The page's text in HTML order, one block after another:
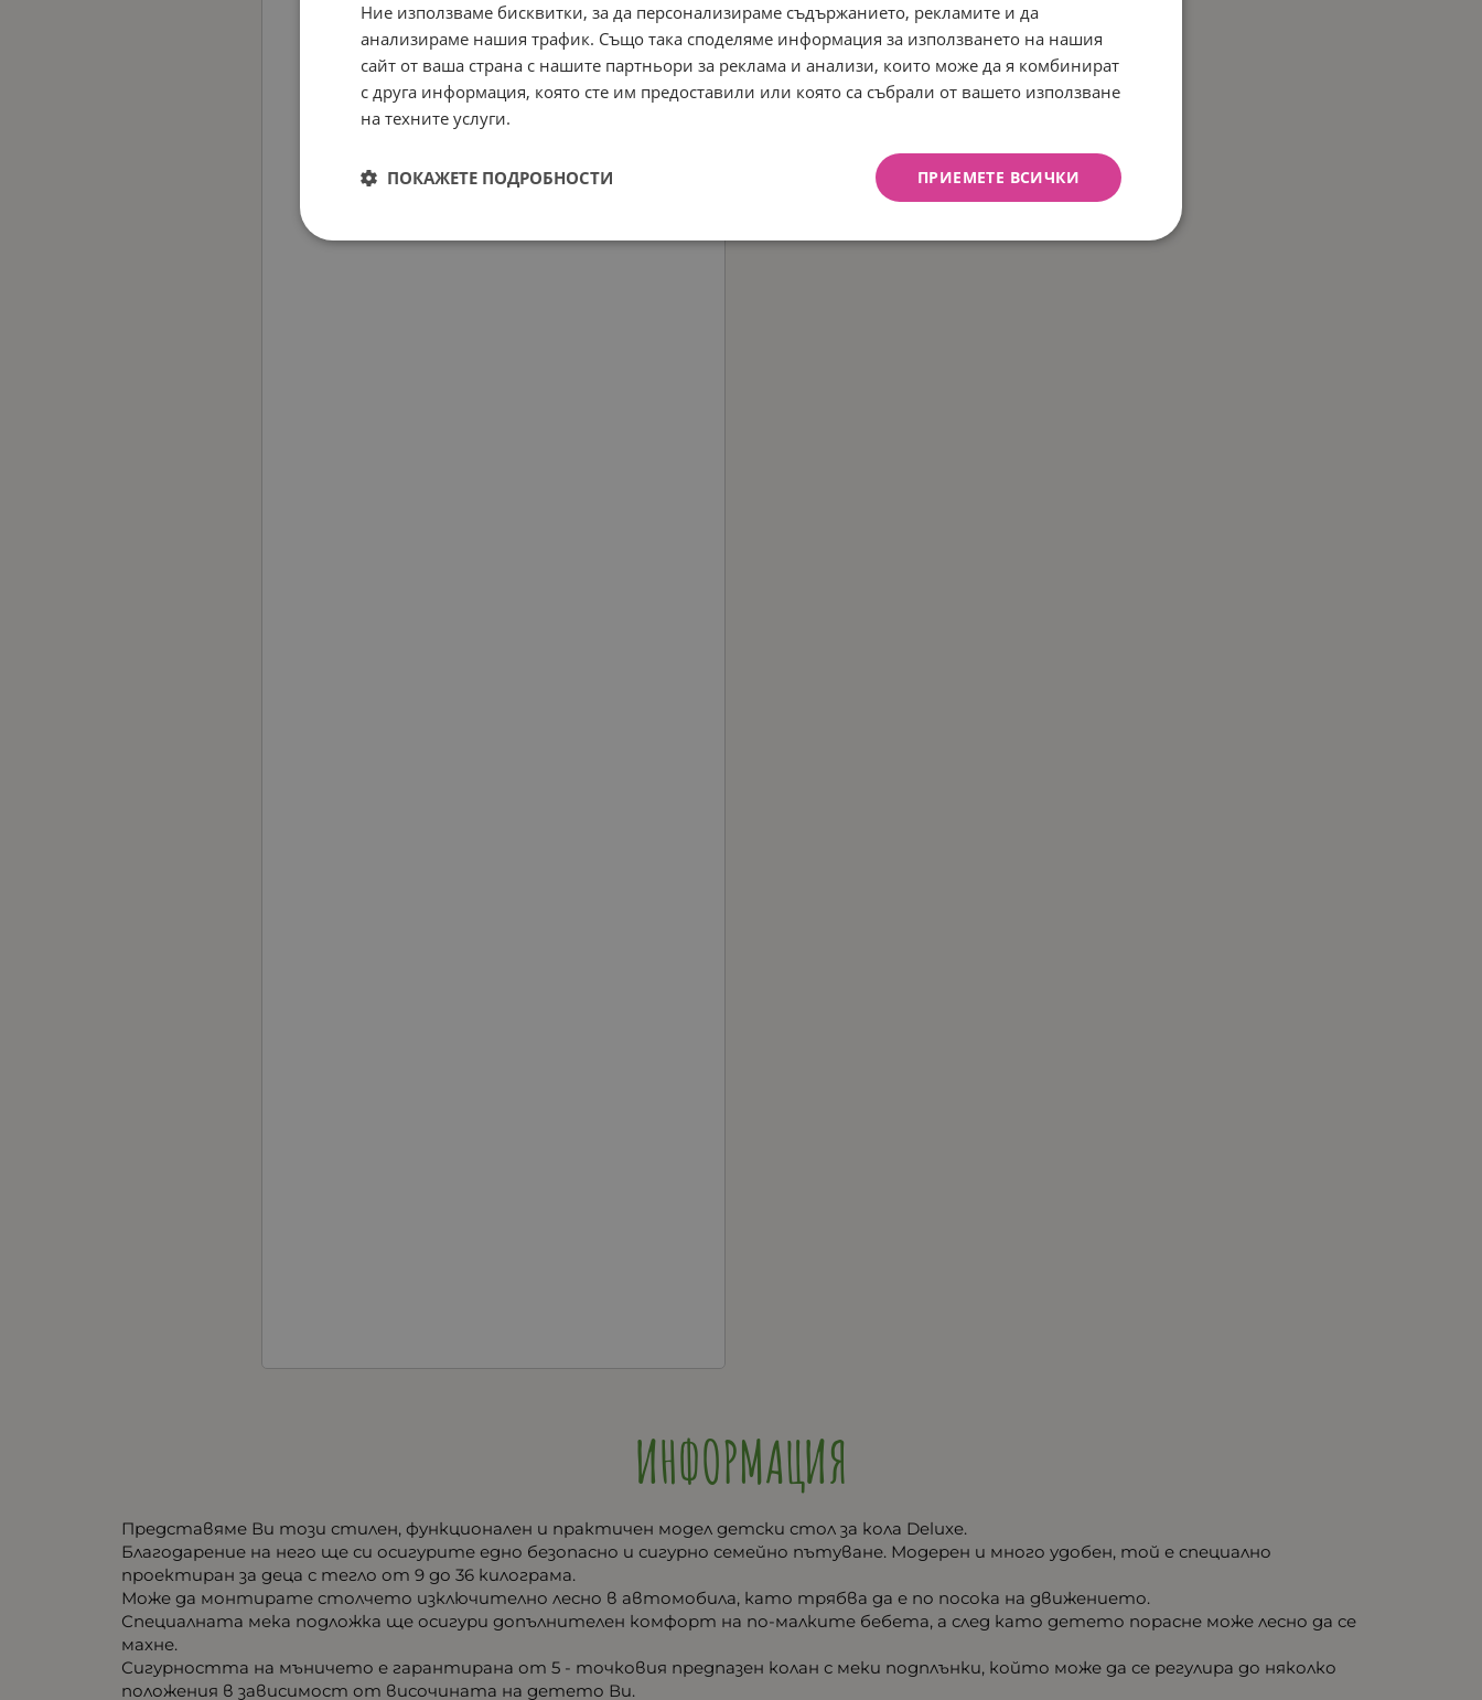
ИНФОРМАЦИЯ
Представяме Ви този стилен, функционален и практичен модел детски стол за кола Deluxe.
Благодарение на него ще си осигурите едно безопасно и сигурно семейно пътуване. Модерен и много удобен, той е специално
проектиран за деца с тегло от 9 до 36 килограма.
Може да монтирате столчето изключително лесно в автомобила, като трябва да е по посока на движението.
Специалната мека подложка ще осигури допълнителен комфорт на по-малките бебета, а след като детето порасне може лесно да се
махне.
Сигурността на мъничето е гарантирана от 5 - точковия предпазен колан с меки подплънки, който може да се регулира до няколко
положения в зависимост от височината на детето Ви.
Ние използваме бисквитки, за да персонализираме съдържанието, рекламите и да
анализираме нашия трафик. Също така споделяме информация за използването на нашия
сайт от ваша страна с нашите партньори за реклама и анализи, които може да я комбинират
с друга информация, която сте им предоставили или която са събрали от вашето използване
на техните услуги.
ПРИЕМЕТЕ ВСИЧКИ
ПОКАЖЕТЕ ПОДРОБНОСТИ